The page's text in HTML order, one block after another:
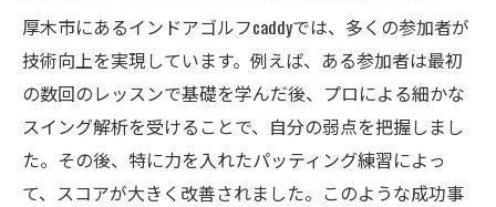
厚木市にあるインドアゴルフcaddyでは、多くの参加者が
技術向上を実現しています。例えば、ある参加者は最初
の数回のレッスンで基礎を学んだ後、プロによる細かな
スイング解析を受けることで、自分の弱点を把握しまし
た。その後、特に力を入れたパッティング練習によっ
て、スコアが大きく改善されました。このような成功事